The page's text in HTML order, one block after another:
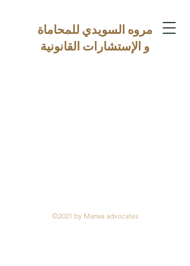
مروه السويدي للمحاماة
و الإستشارات القانونية
©2021 by Marwa advocates